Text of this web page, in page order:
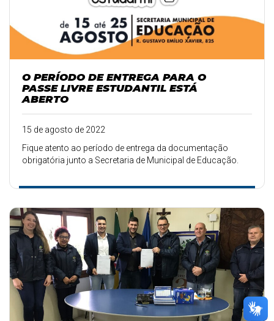
O PERÍODO DE ENTREGA PARA O
PASSE LIVRE ESTUDANTIL ESTÁ
ABERTO
15 de agosto de 2022
Fique atento ao período de entrega da documentação
obrigatória junto a Secretaria de Municipal de Educação.